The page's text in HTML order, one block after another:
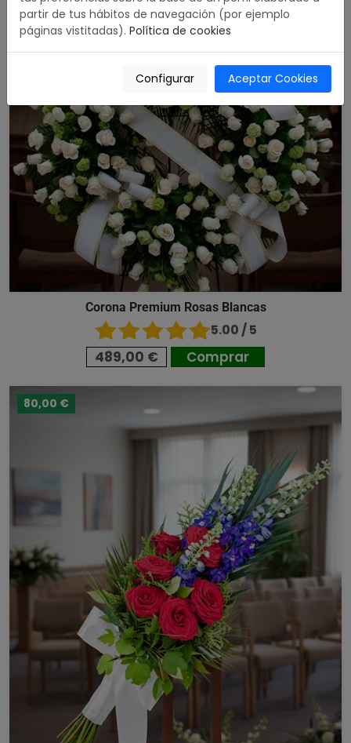
Corona Premium Rosas Blancas
5.00 / 5
489,00 € Comprar
80,00 €
partir de tus hábitos de navegación (por ejemplo
páginas vistitadas). Política de cookies
Configurar Aceptar Cookies